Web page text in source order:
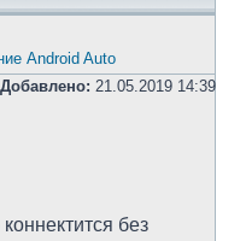
Android Auto
Добавлено: 21.05.2019 14:39
без